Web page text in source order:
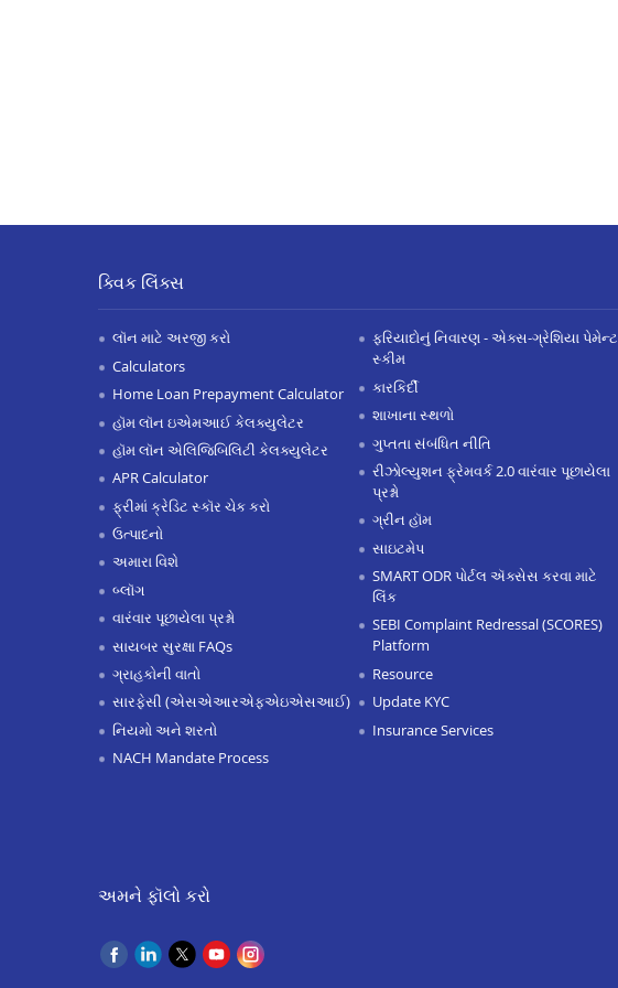
ક્વિક લિંક્સ
લૉન માટે અરજી કરો
Calculators
Home Loan Prepayment Calculator
હૉમ લૉન ઇએમઆઈ કેલક્યુલેટર
હૉમ લૉન એલિજિબિલિટી કેલક્યુલેટર
APR Calculator
ફ્રીમાં ક્રેડિટ સ્કૉર ચેક કરો
ઉત્પાદનો
અમારા વિશે
બ્લૉગ
વારંવાર પૂછાયેલા પ્રશ્નો
સાયબર સુરક્ષા FAQs
ગ્રાહકોની વાતો
સારફેસી (એસએઆરએફએઇએસઆઈ)
નિયમો અને શરતો
NACH Mandate Process
ફરિયાદોનું નિવારણ - એક્સ-ગ્રેશિયા પેમેન્ટ
સ્કીમ
કારકિર્દી
શાખાના સ્થળો
ગુપ્તતા સંબંધિત નીતિ
રીઝોલ્યુશન ફ્રેમવર્ક 2.0 વારંવાર પૂછાયેલા
પ્રશ્નો
ગ્રીન હૉમ
સાઇટમેપ
SMART ODR પોર્ટલ ઍક્સેસ કરવા માટે
લિંક
SEBI Complaint Redressal (SCORES)
Platform
Resource
Update KYC
Insurance Services
અમને ફૉલો કરો